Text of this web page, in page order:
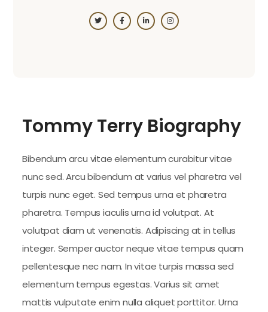
Tommy Terry Biography
Bibendum arcu vitae elementum curabitur vitae
nunc sed. Arcu bibendum at varius vel pharetra vel
turpis nunc eget. Sed tempus urna et pharetra
pharetra. Tempus iaculis urna id volutpat. At
volutpat diam ut venenatis. Adipiscing at in tellus
integer. Semper auctor neque vitae tempus quam
pellentesque nec nam. In vitae turpis massa sed
elementum tempus egestas. Varius sit amet
mattis vulputate enim nulla aliquet porttitor. Urna